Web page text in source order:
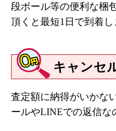
段ボール等の便利な梱
頂くと最短1日で到着し
キャンセ
査定額に納得がいかな
ールやLINEでの返信な